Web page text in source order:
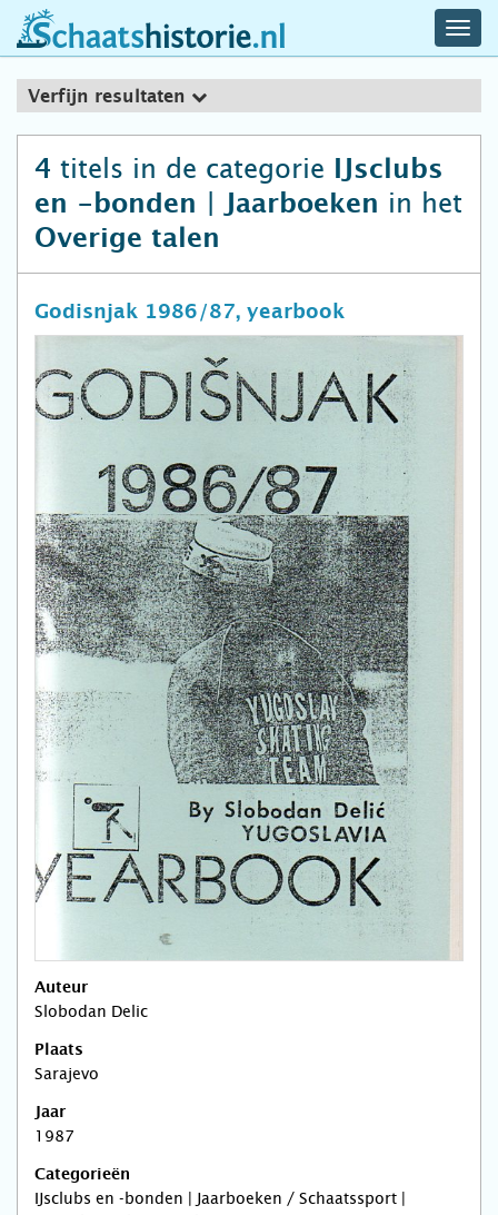
schaatshistorie.nl
Verfijn resultaten
4 titels in de categorie
IJsclubs
en -bonden | Jaarboeken in het
Overige talen
Godisnjak 1986/87, yearbook
Auteur
Slobodan Delic
Plaats
Sarajevo
Jaar
1987
Categorieën
IJsclubs en -bonden | Jaarboeken / Schaatssport |